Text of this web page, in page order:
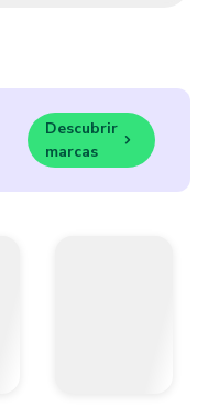
Descubrir
marcas